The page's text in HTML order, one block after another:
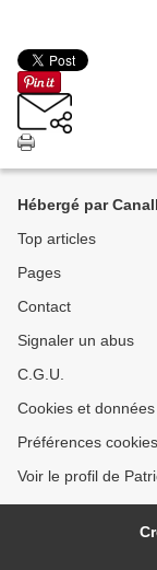
Hébergé par
Top articles
Pages
Contact
Signaler un abus
C.G.U.
Cookies et
Préférences cookies
Voir le profil de